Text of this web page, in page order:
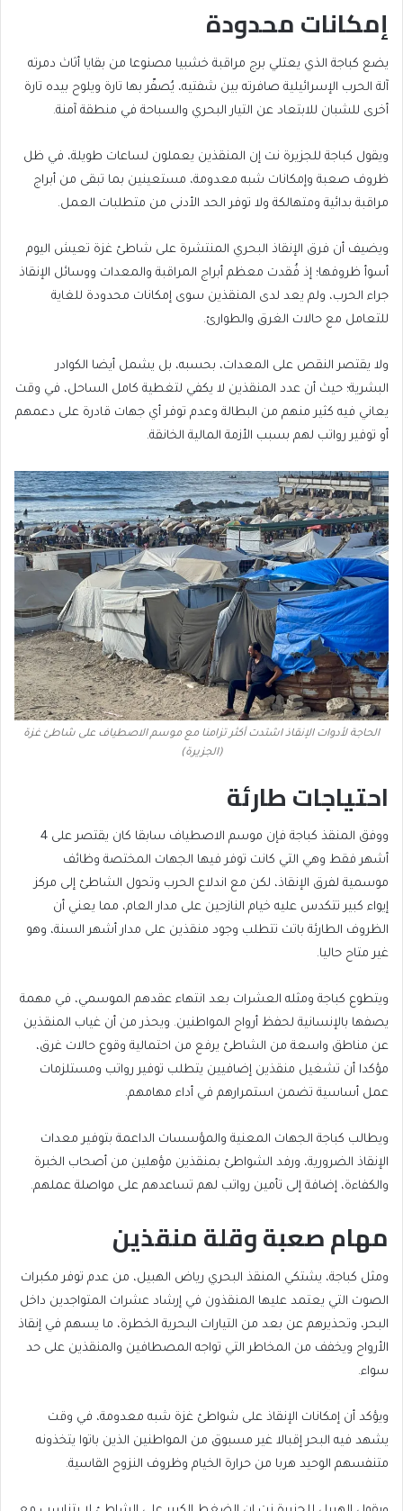
إمكانات محدودة
يضع كباجة الذي يعتلي برج مراقبة خشبيا مصنوعا من بقايا أثاث دمرته
آلة الحرب الإسرائيلية صافرته بين شفتيه، يُصفّر بها تارة ويلوح بيده تارة
أخرى للشبان للابتعاد عن التيار البحري والسباحة في منطقة آمنة.
ويقول كباجة للجزيرة نت إن المنقذين يعملون لساعات طويلة، في ظل
ظروف صعبة وإمكانات شبه معدومة، مستعينين بما تبقى من أبراج
مراقبة بدائية ومتهالكة ولا توفر الحد الأدنى من متطلبات العمل.
ويضيف أن فرق الإنقاذ البحري المنتشرة على شاطئ غزة تعيش اليوم
أسوأ ظروفها؛ إذ فُقدت معظم أبراج المراقبة والمعدات ووسائل الإنقاذ
جراء الحرب، ولم يعد لدى المنقذين سوى إمكانات محدودة للغاية
للتعامل مع حالات الغرق والطوارئ.
ولا يقتصر النقص على المعدات، بحسبه، بل يشمل أيضا الكوادر
البشرية؛ حيث أن عدد المنقذين لا يكفي لتغطية كامل الساحل، في وقت
يعاني فيه كثير منهم من البطالة وعدم توفر أي جهات قادرة على دعمهم
أو توفير رواتب لهم بسبب الأزمة المالية الخانقة.
الحاجة لأدوات الإنقاذ اشتدت أكثر تزامنا مع موسم الاصطياف على شاطئ غزة
(الجزيرة)
احتياجات طارئة
ووفق المنقذ كباجة فإن موسم الاصطياف سابقا كان يقتصر على 4
أشهر فقط وهي التي كانت توفر فيها الجهات المختصة وظائف
موسمية لفرق الإنقاذ، لكن مع اندلاع الحرب وتحول الشاطئ إلى مركز
إيواء كبير تتكدس عليه خيام النازحين على مدار العام، مما يعني أن
الظروف الطارئة باتت تتطلب وجود منقذين على مدار أشهر السنة، وهو
غير متاح حاليا.
ويتطوع كباجة ومثله العشرات بعد انتهاء عقدهم الموسمي، في مهمة
يصفها بالإنسانية لحفظ أرواح المواطنين. ويحذر من أن غياب المنقذين
عن مناطق واسعة من الشاطئ يرفع من احتمالية وقوع حالات غرق،
مؤكدا أن تشغيل منقذين إضافيين يتطلب توفير رواتب ومستلزمات
عمل أساسية تضمن استمرارهم في أداء مهامهم.
ويطالب كباجة الجهات المعنية والمؤسسات الداعمة بتوفير معدات
الإنقاذ الضرورية، ورفد الشواطئ بمنقذين مؤهلين من أصحاب الخبرة
والكفاءة، إضافة إلى تأمين رواتب لهم تساعدهم على مواصلة عملهم.
مهام صعبة وقلة منقذين
ومثل كباجة، يشتكي المنقذ البحري رياض الهبيل، من عدم توفر مكبرات
الصوت التي يعتمد عليها المنقذون في إرشاد عشرات المتواجدين داخل
البحر، وتحذيرهم عن بعد من التيارات البحرية الخطرة، ما يسهم في إنقاذ
الأرواح ويخفف من المخاطر التي تواجه المصطافين والمنقذين على حد
سواء.
ويؤكد أن إمكانات الإنقاذ على شواطئ غزة شبه معدومة، في وقت
يشهد فيه البحر إقبالا غير مسبوق من المواطنين الذين باتوا يتخذونه
متنفسهم الوحيد هربا من حرارة الخيام وظروف النزوح القاسية.